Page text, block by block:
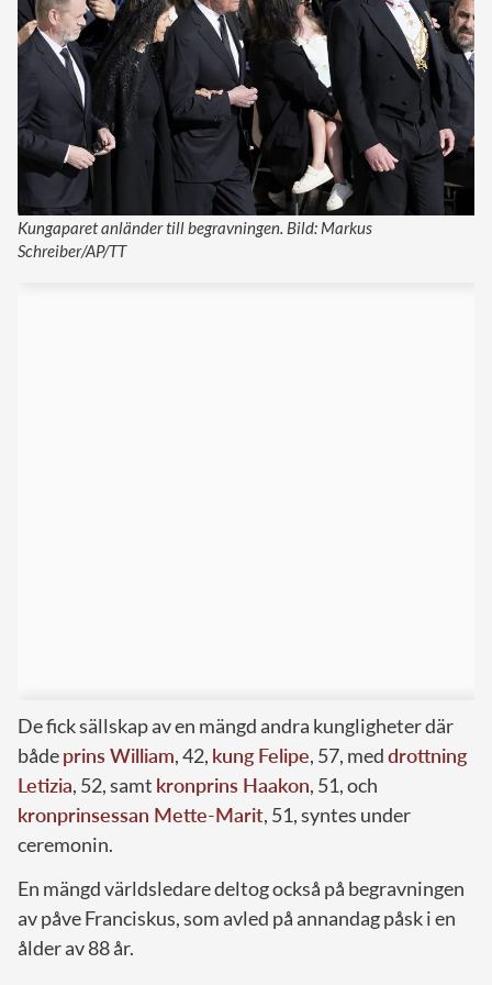
Kungaparet anländer till begravningen. Bild: Markus
Schreiber/AP/TT
De fick sällskap av en mängd andra kungligheter där
bådeprins William, 42, kung Felipe, 57, meddrottning
Letizia, 52, samt kronprins Haakon, 51, och
kronprinsessan Mette-Marit, 51, syntes under
ceremonin.
En mängd världsledare deltog också på begravningen
av påve Franciskus, som avled på annandag påsk i en
ålder av 88 år.